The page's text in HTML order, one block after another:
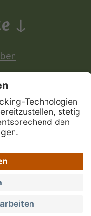
Impressum |
Marke Südtirol